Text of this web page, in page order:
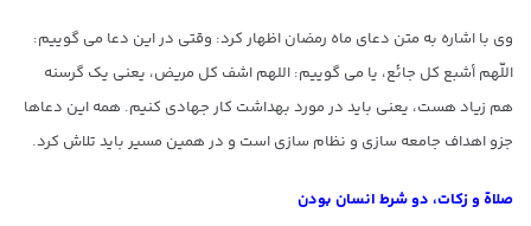
وی با اشاره به متن دعای ماه رمضان اظهار کرد: وقتی در این دعا می گوییم:
اللّهم أشبع کل جائع، یا می گوییم: اللهم اشف کل مریض، یعنی یک گرسنه
هم زیاد هست، یعنی باید در مورد بهداشت کار جهادی کنیم. همه این دعاها
جزو اهداف جامعه سازی و نظام سازی است و در همین مسیر باید تلاش کرد.
صلاة و زکات، دو شرط انسان بودن